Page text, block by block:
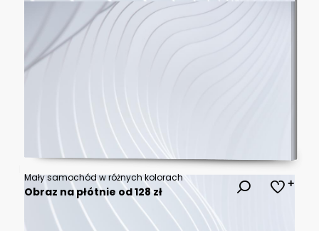
Mały samochód w różnych kolorach
Obraz na płótnie od 128 zł